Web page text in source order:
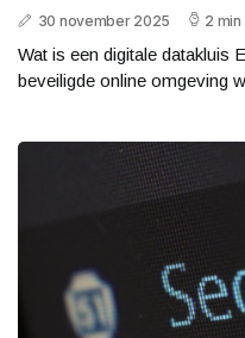
30 november 2025 2
Wat is een digitale datakluis
beveiligde online omgeving